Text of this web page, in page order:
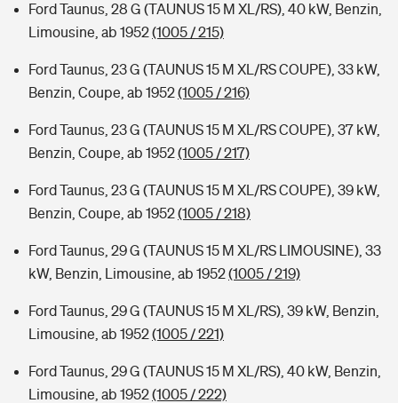
Ford Taunus, 28 G (TAUNUS 15 M XL/RS), 40 kW, Benzin,
Limousine, ab 1952(1005 / 215)
Ford Taunus, 23 G (TAUNUS 15 M XL/RS COUPE), 33 kW,
Benzin, Coupe, ab 1952(1005 / 216)
Ford Taunus, 23 G (TAUNUS 15 M XL/RS COUPE), 37 kW,
Benzin, Coupe, ab 1952(1005 / 217)
Ford Taunus, 23 G (TAUNUS 15 M XL/RS COUPE), 39 kW,
Benzin, Coupe, ab 1952(1005 / 218)
Ford Taunus, 29 G (TAUNUS 15 M XL/RS LIMOUSINE), 33
kW, Benzin, Limousine, ab 1952(1005 / 219)
Ford Taunus, 29 G (TAUNUS 15 M XL/RS), 39 kW, Benzin,
Limousine, ab 1952(1005 / 221)
Ford Taunus, 29 G (TAUNUS 15 M XL/RS), 40 kW, Benzin,
Limousine, ab 1952(1005 / 222)